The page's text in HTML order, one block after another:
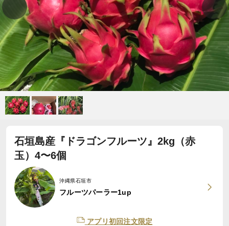
石垣島産『ドラゴンフルーツ』2kg（赤
玉）4〜6個
沖縄県石垣市
フルーツパーラー1up
アプリ初回注文限定